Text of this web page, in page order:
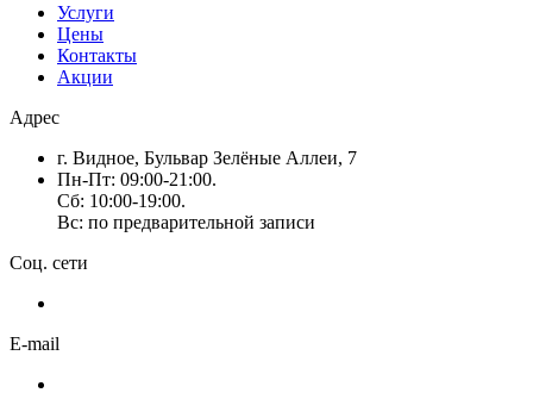
Услуги
Цены
Контакты
Акции
Адрес
г. Видное, Бульвар Зелёные Аллеи, 7
Пн-Пт: 09:00-21:00.
Сб: 10:00-19:00.
Вс: по предварительной записи
Соц. сети
E-mail